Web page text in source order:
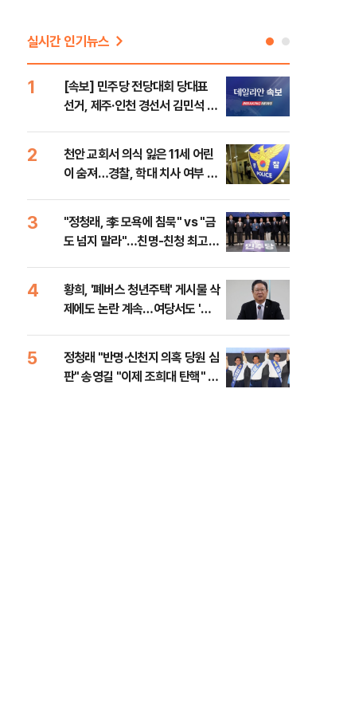
실시간 인기뉴스
1
[속보] 민주당 전당대회 당대표
선거, 제주·인천 경선서 김민석 승
2
천안 교회서 의식 잃은 11세 어린
이 숨져…경찰, 학대 치사 여부 수
3
"정청래, 李 모욕에 침묵" vs "금
도 넘지 말라"…친명-친청 최고위
4
황희, '폐버스 청년주택' 게시물 삭
제에도 논란 계속…여당서도 '내
5
정청래 "반명·신천지 의혹 당원 심
판" 송영길 "이제 조희대 탄핵" 김